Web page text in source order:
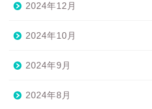
2024年12月
2024年10月
2024年9月
2024年8月